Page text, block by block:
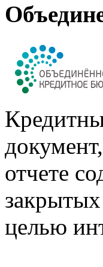
отчете
целью